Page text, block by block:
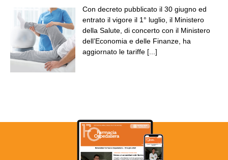
Con decreto pubblicato il 30 giugno ed
entrato il vigore il 1° luglio, il Ministero
della Salute, di concerto con il Ministero
dell’Economia e delle Finanze, ha
aggiornato le tariffe [...]